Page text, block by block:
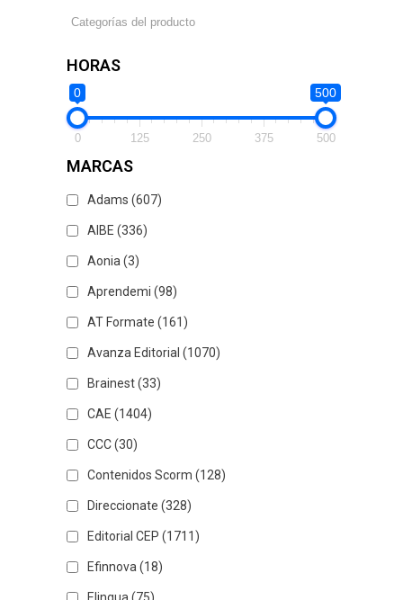
HORAS
0 500
0 125 250 375 500
MARCAS
Adams (607)
AIBE (336)
Aonia (3)
Aprendemi (98)
AT Formate (161)
Avanza Editorial (1070)
Brainest(33)
CAE (1404)
CCC(30)
Contenidos Scorm (128)
Direccionate (328)
Editorial CEP (1711)
Efinnova (18)